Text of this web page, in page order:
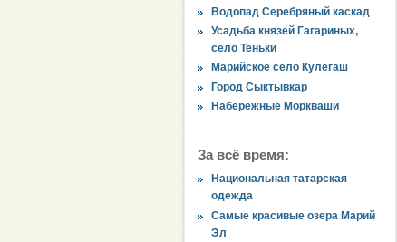
Водопад Серебряный каскад
Усадьба князей Гагариных,
село Теньки
Марийское село Кулегаш
Город Сыктывкар
Набережные Моркваши
За всё время:
Национальная татарская
одежда
Самые красивые озера Марий
Эл